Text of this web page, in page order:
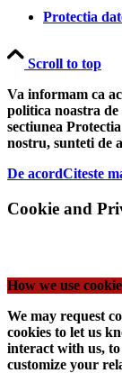
Protectia
Scroll to top
Va informam ca
politica noastra
sectiunea
nostru, sunteti de
De acordCiteste
Cookie and
How we use
We may request
cookies to let us
interact with us,
customize your